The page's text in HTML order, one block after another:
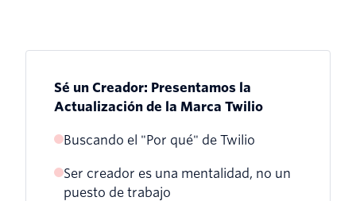
Sé un Creador: Presentamos la
Actualización de la Marca Twilio
Buscando el "Por qué" de Twilio
Ser creador es una mentalidad, no un
puesto de trabajo